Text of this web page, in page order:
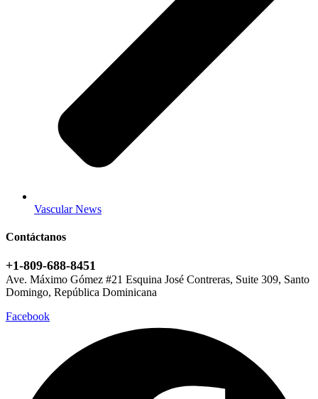
Vascular News
Contáctanos
+1-809-688-8451
Ave. Máximo Gómez #21 Esquina José Contreras, Suite 309, Santo
Domingo, República Dominicana
Facebook